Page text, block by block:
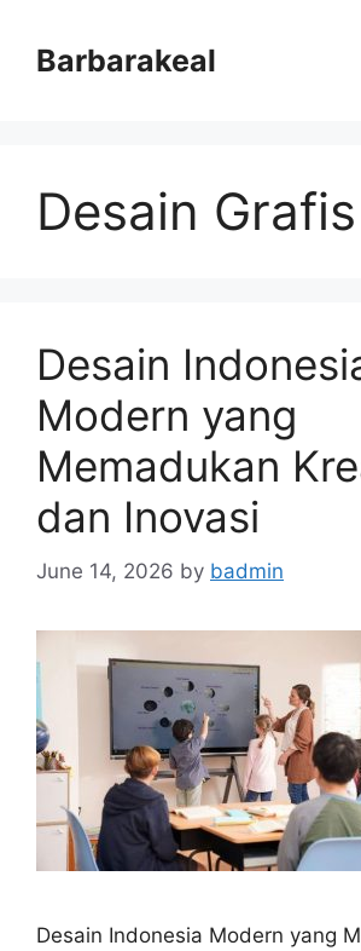
contentBarbarakeal
Desain Grafis
Desain
Modern yang
Memadukan
dan Inovasi
June 14, 2026 by badmin
Desain Indonesia Modern yang